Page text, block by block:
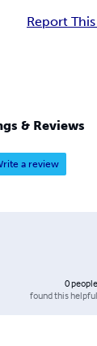
Report
& Reviews
a review
0people
found this helpful